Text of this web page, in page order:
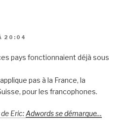
20:04
pays fonctionnaient déjà sous
pas à la France, la
pour les francophones.
Eric:Adwords se démarque…